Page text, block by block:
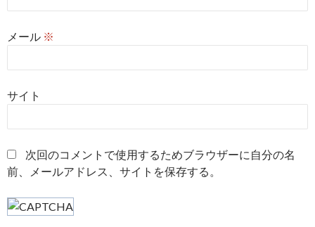
メール ※
サイト
次回のコメントで使用するためブラウザーに自分の名
前、メールアドレス、サイトを保存する。